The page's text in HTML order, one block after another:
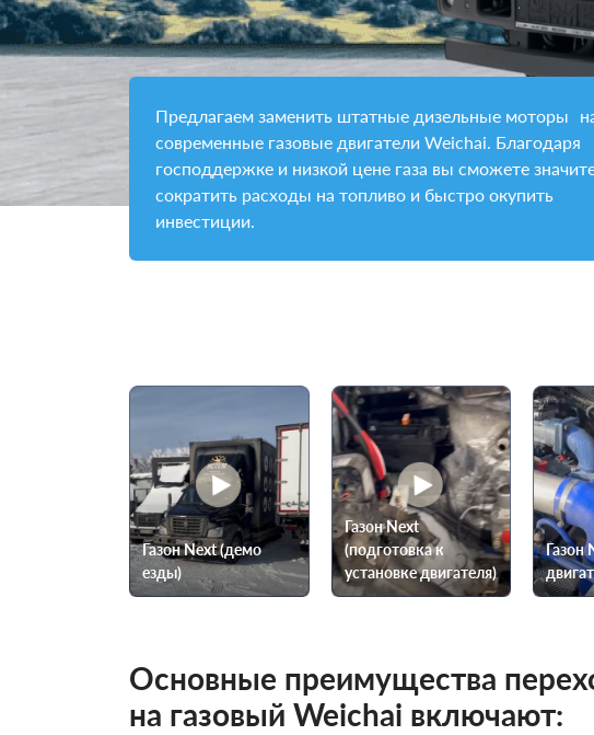
Предлагаем заменить штатные дизельные моторы
современные газовые двигатели Weichai. Благодаря
господдержке и низкой цене газа вы сможете
сократить расходы на топливо и быстро окупить
инвестиции.
Газон Next (демо
езды)
Газон Next
(подготовка к
установке двигателя)
Газон
Основные преимущества
на газовый Weichai включают: